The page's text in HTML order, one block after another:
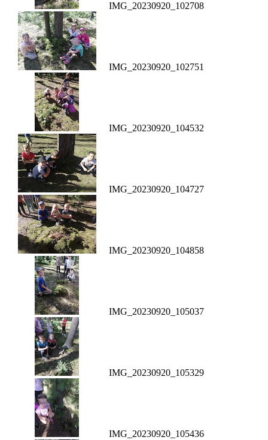
IMG_20230920_102708
IMG_20230920_102751
IMG_20230920_104532
IMG_20230920_104727
IMG_20230920_104858
IMG_20230920_105037
IMG_20230920_105329
IMG_20230920_105436